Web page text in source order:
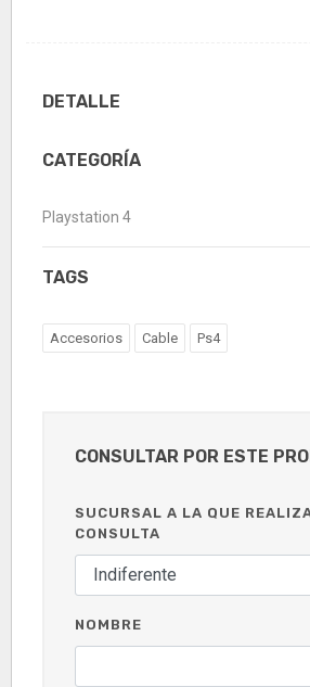
DETALLE
CATEGORÍA
Playstation 4
TAGS
Accesorios Cable Ps4
CONSULTAR POR ESTE
SUCURSAL A LA QUE
CONSULTA
NOMBRE